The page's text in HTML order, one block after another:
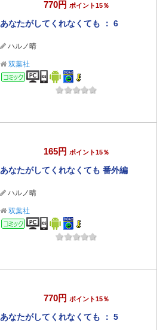
770円 ポイント15％
あなたがしてくれなくても ： 6
ハルノ晴
双葉社
コミック
165円 ポイント15％
あなたがしてくれなくても 番外編
ハルノ晴
双葉社
コミック
770円 ポイント15％
あなたがしてくれなくても ： 5